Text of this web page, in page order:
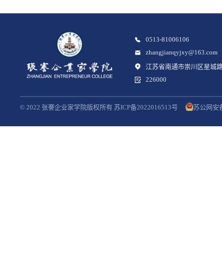
0513-81006106
zhangjianqyjxy@163.com
江苏省南通市崇川区星城
226000
© 2022 张謇企业家学院版权所有 苏ICP备2022016513号 苏公网安